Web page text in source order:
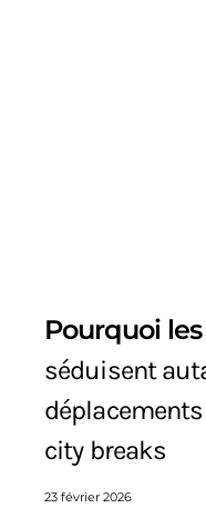
Pourquoi
séduisent
city breaks
23 février 2026